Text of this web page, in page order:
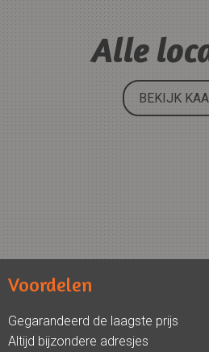
Alle
BEKIJK
Voordelen
Gegarandeerd de laagste prijs
Altijd bijzondere adresjes